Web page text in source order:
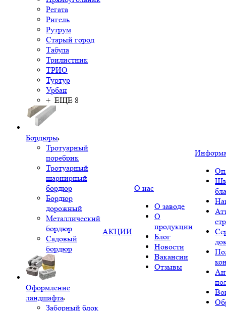
Регата
Ригель
Рутрум
Старый город
Табула
Трилистник
ТРИО
Туртур
Урбан
+ ЕЩЕ 8
Бордюры
Тротуарный
поребрик
Тротуарный
шарнирный
бордюр
Бордюр
дорожный
Металлический
бордюр
Садовый
бордюр
Оформление
ландшафта
Заборный блок
АКЦИИ
О нас
О заводе
О
продукции
Блог
Новости
Вакансии
Отзывы